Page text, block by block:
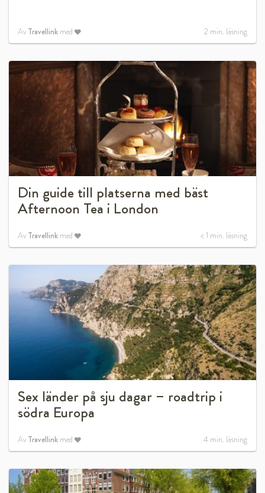
Av Travellink med 2 min. läsning
Din guide till platserna med bäst
Afternoon Tea i London
Av Travellink med < 1 min. läsning
Sex länder på sju dagar – roadtrip i
södra Europa
Av Travellink med 4 min. läsning